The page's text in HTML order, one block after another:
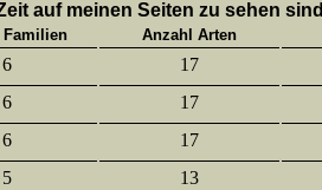
auf meinen Seiten zu sehen sind
Anzahl Arten
6 17
6 17
6 17
5 13